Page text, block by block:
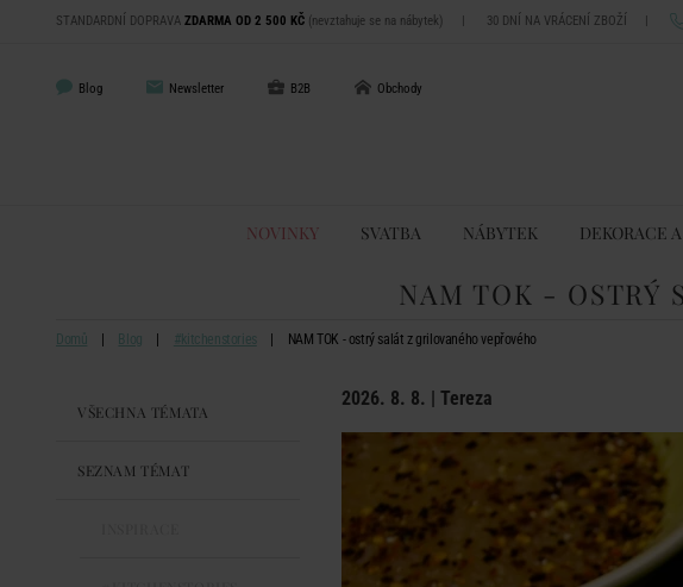
STANDARDNÍ DOPRAVA ZDARMA OD 2 500 KČ (nevztahuje se na nábytek) | 30 DNÍ NA VRÁCENÍ ZBOŽÍ |
Blog Newsletter B2B Obchody
NOVINKY SVATBA NÁBYTEK DEKORACE
NAM TOK - OSTRÝ
Domů Blog #kitchenstories NAM TOK - ostrý salát z grilovaného vepřového
VŠECHNA TÉMATA
SEZNAM TÉMAT
2026. 8. 8. | Tereza